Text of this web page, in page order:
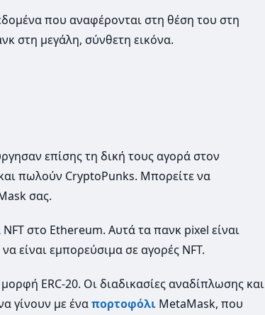
που αναφέρονται στη θέση του στη
στη μεγάλη, σύνθετη εικόνα.
επίσης τη δική τους αγορά στον
πωλούν CryptoPunks. Μπορείτε να
σας.
στο Ethereum. Αυτά τα πανκ pixel είναι
είναι εμπορεύσιμα σε αγορές NFT.
ERC-20. Οι διαδικασίες αναδίπλωσης και
γίνουν με έναπορτοφόλι MetaMask, που